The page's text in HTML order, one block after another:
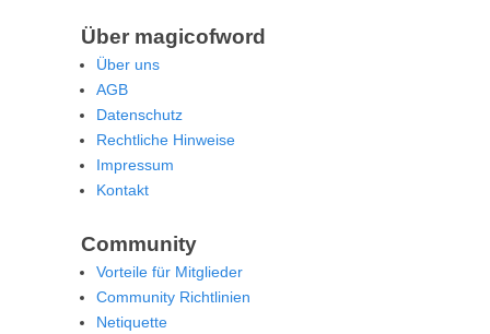
Über magicofword
Über uns
AGB
Datenschutz
Rechtliche Hinweise
Impressum
Kontakt
Community
Vorteile für Mitglieder
Community Richtlinien
Netiquette